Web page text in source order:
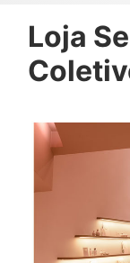
Loja